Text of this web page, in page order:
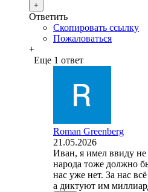
+
Ответить
Скопировать ссылку
Пожаловаться
+
Еще 1 ответ
Roman Greenberg
21.05.2026
Иван, я имел ввиду
народа тоже должно
нас уже нет. За нас
а диктуют им